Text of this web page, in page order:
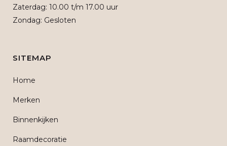
Zaterdag: 10.00 t/m 17.00 uur
Zondag: Gesloten
SITEMAP
Home
Merken
Binnenkijken
Raamdecoratie